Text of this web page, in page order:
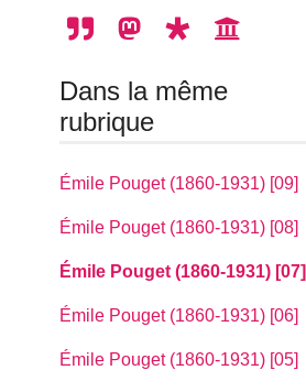
Dans la même
rubrique
Émile Pouget (1860-1931) [09]
Émile Pouget (1860-1931) [08]
Émile Pouget (1860-1931) [07]
Émile Pouget (1860-1931) [06]
Émile Pouget (1860-1931) [05]